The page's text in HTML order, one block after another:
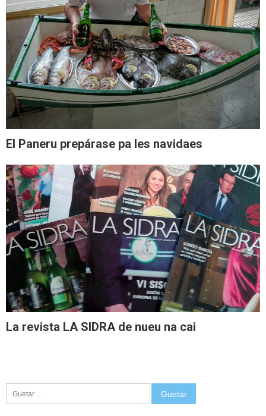
El Paneru prepárase pa les navidaes
La revista LA SIDRA de nueu na cai